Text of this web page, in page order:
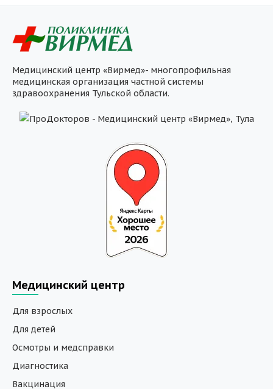
Медицинский центр «Вирмед»- многопрофильная
медицинская организация частной системы
здравоохранения Тульской области.
Медицинский центр
Для взрослых
Для детей
Осмотры и медсправки
Диагностика
Вакцинация